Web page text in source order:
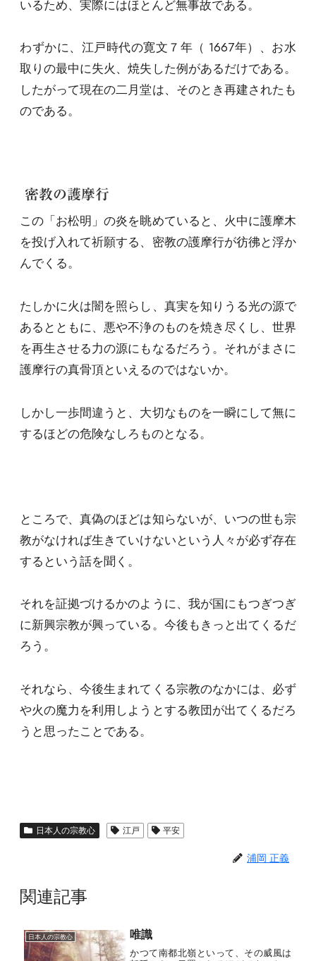
いるため、実際にはほとんど無事故である。
わずかに、江戸時代の寛文７年（ 1667年）、お水
取りの最中に失火、焼失した例があるだけである。
したがって現在の二月堂は、そのとき再建されたも
のである。
密教の護摩行
この「お松明」の炎を眺めていると、火中に護摩木
を投げ入れて祈願する、密教の護摩行が彷彿と浮か
んでくる。
たしかに火は闇を照らし、真実を知りうる光の源で
あるとともに、悪や不浄のものを焼き尽くし、世界
を再生させる力の源にもなるだろう。それがまさに
護摩行の真骨頂といえるのではないか。
しかし一歩間違うと、大切なものを一瞬にして無に
するほどの危険なしろものとなる。
ところで、真偽のほどは知らないが、いつの世も宗
教がなければ生きていけないという人々が必ず存在
するという話を聞く。
それを証拠づけるかのように、我が国にもつぎつぎ
に新興宗教が興っている。今後もきっと出てくるだ
ろう。
それなら、今後生まれてくる宗教のなかには、必ず
や火の魔力を利用しようとする教団が出てくるだろ
うと思ったことである。
日本人の宗教心 江戸 平安
浦岡 正義
関連記事
日本人の宗教心 唯識
かつて南都北嶺といって、その威風は